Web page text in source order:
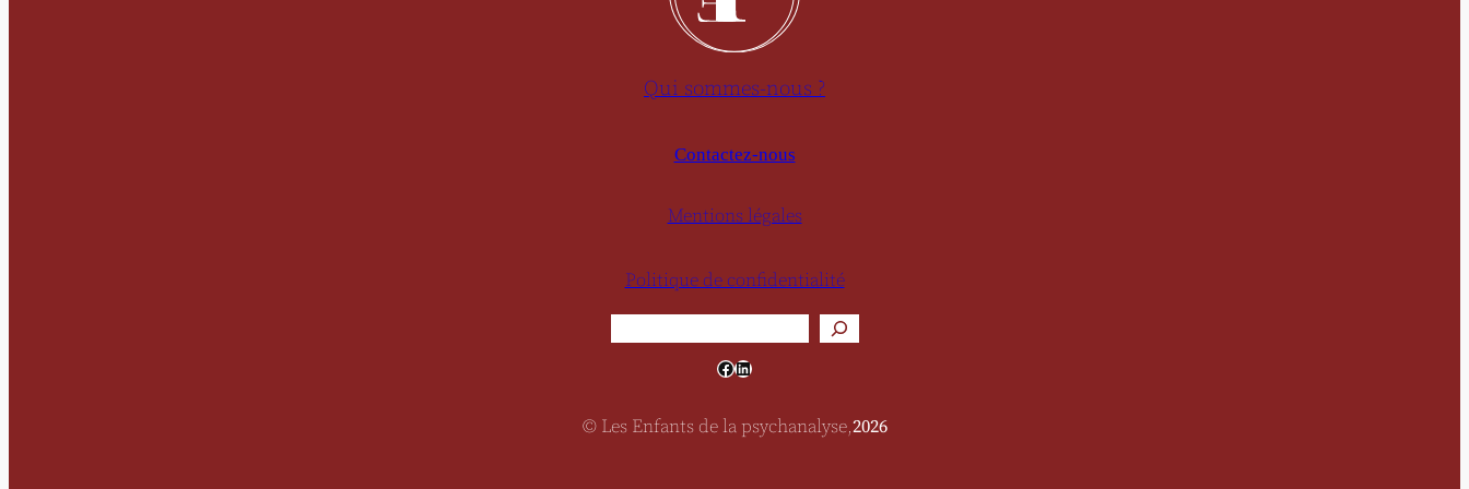
Qui sommes-nous ?
Contactez-nous
Mentions légales
Politique de confidentialité
Facebook
LinkedIn
© Les Enfants de la psychanalyse,2026